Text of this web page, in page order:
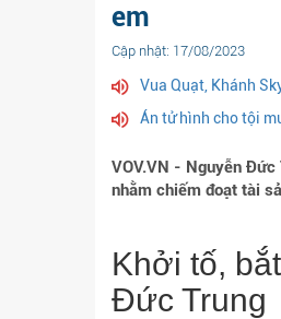
em
Cập nhật: 17/08/2023
Vua Quạt, Khánh
Án tử hình cho tội
VOV.VN - Nguyễn
nhằm chiếm đoạt tài
Khởi tố,
Đức Trung